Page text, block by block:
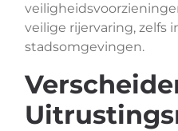
veilige rijervaring, zelfs
stadsomgevingen.